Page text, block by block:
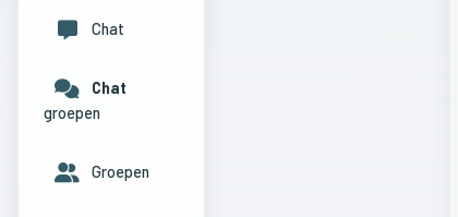
Chat
Chat
groepen
Groepen